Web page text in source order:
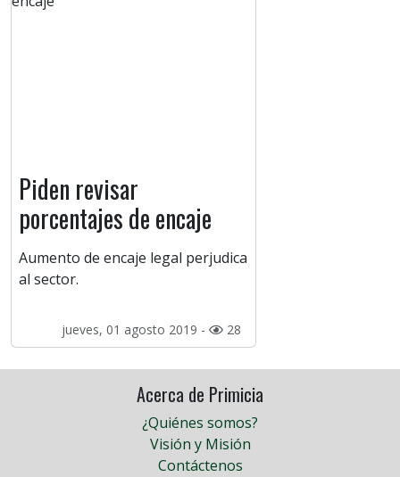
Piden revisar
porcentajes de encaje
Aumento de encaje legal perjudica
al sector.
jueves, 01 agosto 2019 - 28
Acerca de Primicia
¿Quiénes somos?
Visión y Misión
Contáctenos